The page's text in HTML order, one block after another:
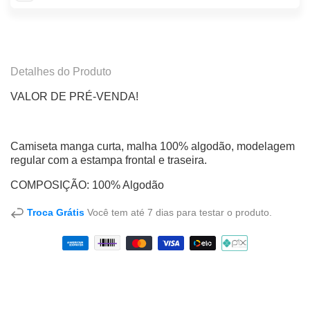
Detalhes do Produto
VALOR DE PRÉ-VENDA!
Camiseta manga curta, malha 100% algodão, modelagem
regular com a estampa frontal e traseira.
COMPOSIÇÃO: 100% Algodão
Troca Grátis Você tem até 7 dias para testar o produto.